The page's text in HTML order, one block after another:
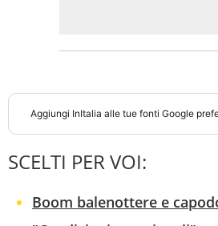
Aggiungi InItalia alle tue fonti Google
SCELTI PER VOI:
Boom balenottere e